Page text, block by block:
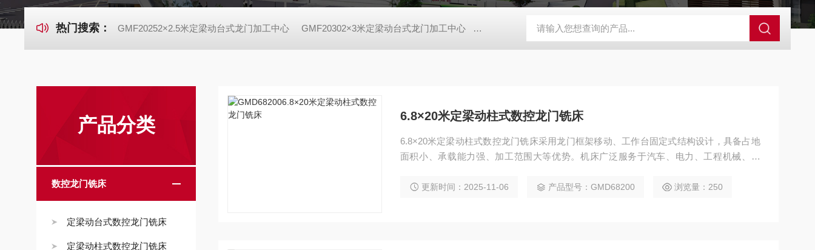
热门搜索： GMF20252×2.5米定梁动台式龙门加工中心 GMF20302×3米定梁动台式龙门加工中心 GMF20402×4米定梁动台式龙门加工中心 GMF25602.5×6米定梁动台式龙门加工
产品分类
数控龙门铣床
定梁动台式数控龙门铣床
定梁动柱式数控龙门铣床
6.8×20米定梁动柱式数控龙门铣床
6.8×20米定梁动柱式数控龙门铣床采用龙门框架移动、工作台固定式结构设计，具备占地
面积小、承载能力强、加工范围大等优势。机床广泛服务于汽车、电力、工程机械、模
支持三轴联动曲面加工。
更新时间：2025-11-06 产品型号：GMD68200 浏览量：250